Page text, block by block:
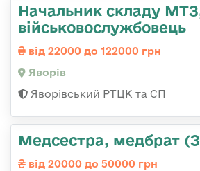
Начальник складу
військовослужбовець
від 22000 до 122000 грн
Яворів
Яворівський РТЦК та СП
Медсестра, медбрат
від 20000 до 50000 грн